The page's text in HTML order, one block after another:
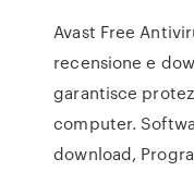
Avast Free
recensione e
garantisce
computer.
download,